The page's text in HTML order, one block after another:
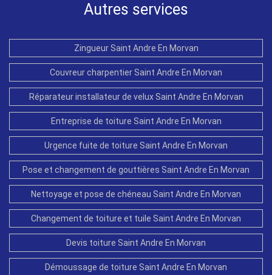
Autres services
Zingueur Saint Andre En Morvan
Couvreur charpentier Saint Andre En Morvan
Réparateur installateur de velux Saint Andre En Morvan
Entreprise de toiture Saint Andre En Morvan
Urgence fuite de toiture Saint Andre En Morvan
Pose et changement de gouttières Saint Andre En Morvan
Nettoyage et pose de chéneau Saint Andre En Morvan
Changement de toiture et tuile Saint Andre En Morvan
Devis toiture Saint Andre En Morvan
Démoussage de toiture Saint Andre En Morvan